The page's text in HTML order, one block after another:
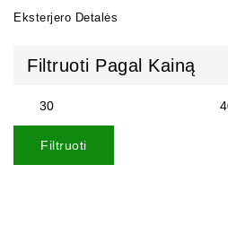
Eksterjero Detalės
Filtruoti Pagal Kainą
Filtruoti